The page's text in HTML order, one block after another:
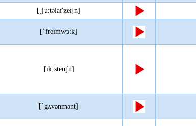
[ˌju:təlaɪ'zeɪʃn]
[ˈfreɪmwɜ:k]
[ɪkˈstenʃn]
[ˈgʌvənmənt]